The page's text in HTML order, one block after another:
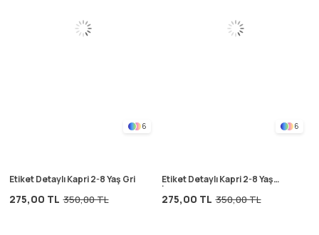
6
Etiket Detaylı Kapri 2-8 Yaş Gri
275,00 TL 350,00 TL
6
Etiket Detaylı Kapri 2-8 Yaş
İndigo Mavi
275,00 TL 350,00 TL